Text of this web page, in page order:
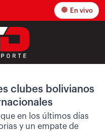
En vivo
clubes bolivianos
en los últimos días
y un empate de